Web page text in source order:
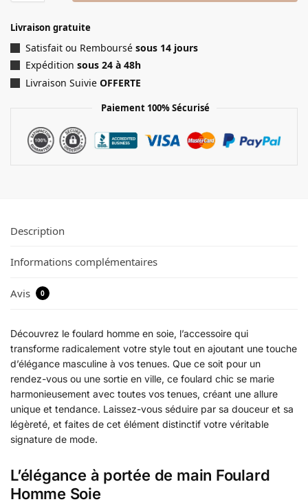
Livraison gratuite
Satisfait ou Remboursé sous 14 jours
Expédition sous 24 à 48h
Livraison Suivie OFFERTE
Paiement 100% Sécurisé
Description
Informations complémentaires
Avis 0
Découvrez le foulard homme en soie, l’accessoire qui
transforme radicalement votre style tout en ajoutant une touche
d’élégance masculine à vos tenues. Que ce soit pour un
rendez-vous ou une sortie en ville, ce foulard chic se marie
harmonieusement avec toutes vos tenues, créant une allure
unique et tendance. Laissez-vous séduire par sa douceur et sa
légèreté, et faites de cet élément distinctif votre véritable
signature de mode.
L’élégance à portée de main Foulard
Homme Soie